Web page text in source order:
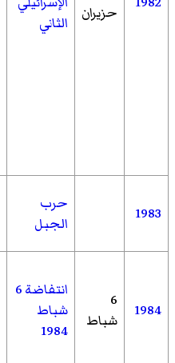
حزيران
الثاني
1983
حرب
الجبل
1984
6
شباط
انتفاضة 6
شباط
1984